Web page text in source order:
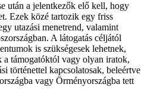
után a jelentkezők elő kell, hogy
Ezek közé tartozik egy friss
utazási menetrend, valamint
A látogatás céljától
is szükségesek lehetnek,
a támogatóktól vagy olyan iratok,
történettel kapcsolatosak, beleértve
vagy Örményországba tett